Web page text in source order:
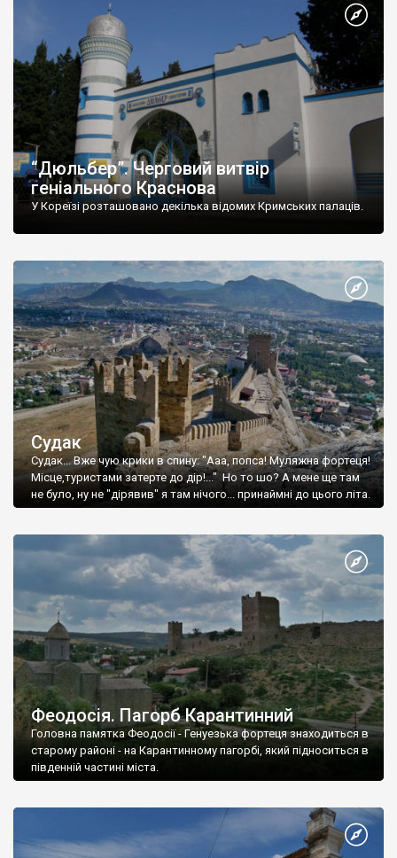
“Дюльбер”. Черговий витвір
геніального Краснова
У Кореїзі розташовано декілька відомих Кримських палаців.
Судак
Судак... Вже чую крики в спину: "Ааа, попса! Муляжна фортеця!
Місце,туристами затерте до дір!..." Но то шо? А мене ще там
не було, ну не "дірявив" я там нічого... принаймні до цього літа.
Феодосія. Пагорб Карантинний
Головна памятка Феодосії - Генуезька фортеця знаходиться в
старому районі - на Карантинному пагорбі, який підноситься в
південній частині міста.